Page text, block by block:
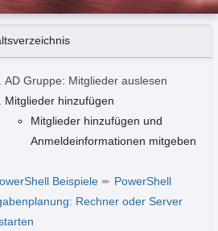
AD Gruppe: Mitglieder auslesen
Mitglieder hinzufügen
Mitglieder hinzufügen und
Anmeldeinformationen mitgeben
Beispiele ➨ PowerShell
Rechner oder Server